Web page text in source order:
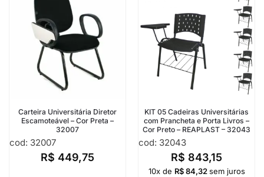
Carteira Universitária Diretor
Escamoteável – Cor Preta –
32007
cod: 32007
R$ 449,75
KIT 05 Cadeiras Universitárias
com Prancheta e Porta Livros –
Cor Preto – REAPLAST – 32043
cod: 32043
R$ 843,15
10x de R$84,32 sem juros